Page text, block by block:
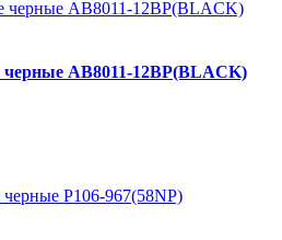
AB8011-12BP(BLACK)